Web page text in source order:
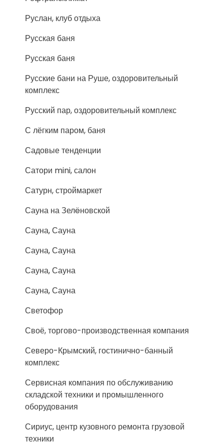
Руслан, клуб отдыха
Русская баня
Русская баня
Русские бани на Руше, оздоровительный
комплекс
Русский пар, оздоровительный комплекс
С лёгким паром, баня
Садовые тенденции
Сатори mini, салон
Сатурн, строймаркет
Сауна на Зелëновской
Сауна, Сауна
Сауна, Сауна
Сауна, Сауна
Сауна, Сауна
Светофор
Своё, торгово-производственная компания
Северо-Крымский, гостинично-банный
комплекс
Сервисная компания по обслуживанию
складской техники и промышленного
оборудования
Сириус, центр кузовного ремонта грузовой
техники